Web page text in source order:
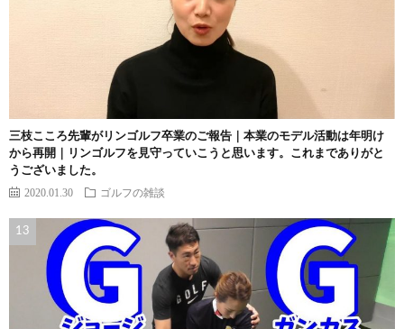
三枝こころ先輩がリンゴルフ卒業のご報告｜本業のモデル活動は年明け
から再開｜リンゴルフを見守っていこうと思います。これまでありがと
うございました。
2020.01.30 ゴルフの雑談